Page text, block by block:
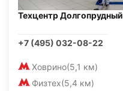
Техцентр Долгопрудный
+7 (495) 032-08-22
Ховрино(5,1 км)
Физтех(5,4 км)